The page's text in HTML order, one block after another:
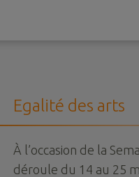
Egalité des arts
À l’occasion de la
déroule du 14 au 25